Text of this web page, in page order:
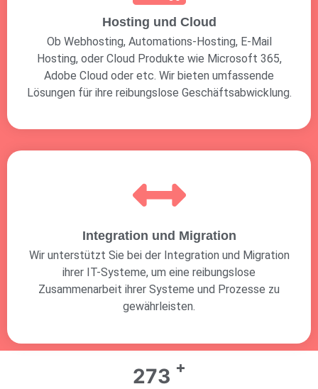
Hosting und Cloud
Ob Webhosting, Automations-Hosting, E-Mail
Hosting, oder Cloud Produkte wie Microsoft 365,
Adobe Cloud oder etc. Wir bieten umfassende
Lösungen für ihre reibungslose Geschäftsabwicklung.
Integration und Migration
Wir unterstützt Sie bei der Integration und Migration
ihrer IT-Systeme, um eine reibungslose
Zusammenarbeit ihrer Systeme und Prozesse zu
gewährleisten.
383 +